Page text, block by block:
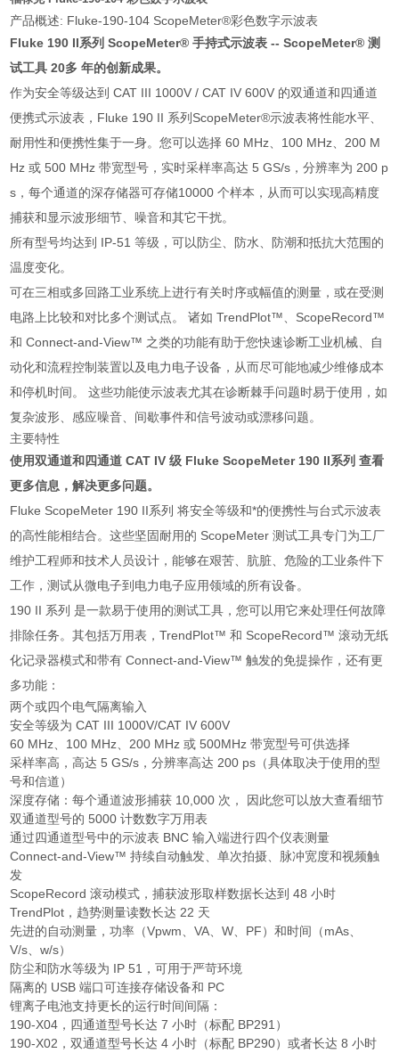
产品概述: Fluke-190-104 ScopeMeter®彩色数字示波表
Fluke 190 II系列 ScopeMeter® 手持式示波表 -- ScopeMeter® 测
试工具 20多 年的创新成果。
作为安全等级达到 CAT III 1000V / CAT IV 600V 的双通道和四通道
便携式示波表，Fluke 190 II 系列ScopeMeter®示波表将性能水平、
耐用性和便携性集于一身。您可以选择 60 MHz、100 MHz、200 M
Hz 或 500 MHz 带宽型号，实时采样率高达 5 GS/s，分辨率为 200 p
s，每个通道的深存储器可存储10000 个样本，从而可以实现高精度
捕获和显示波形细节、噪音和其它干扰。
所有型号均达到 IP-51 等级，可以防尘、防水、防潮和抵抗大范围的
温度变化。
可在三相或多回路工业系统上进行有关时序或幅值的测量，或在受测
电路上比较和对比多个测试点。 诸如 TrendPlot™、ScopeRecord™
和 Connect-and-View™ 之类的功能有助于您快速诊断工业机械、自
动化和流程控制装置以及电力电子设备，从而尽可能地减少维修成本
和停机时间。 这些功能使示波表尤其在诊断棘手问题时易于使用，如
复杂波形、感应噪音、间歇事件和信号波动或漂移问题。
主要特性
使用双通道和四通道 CAT IV 级 Fluke ScopeMeter 190 II系列 查看
更多信息，解决更多问题。
Fluke ScopeMeter 190 II系列 将安全等级和*的便携性与台式示波表
的高性能相结合。这些坚固耐用的 ScopeMeter 测试工具专门为工厂
维护工程师和技术人员设计，能够在艰苦、肮脏、危险的工业条件下
工作，测试从微电子到电力电子应用领域的所有设备。
190 II 系列 是一款易于使用的测试工具，您可以用它来处理任何故障
排除任务。其包括万用表，TrendPlot™ 和 ScopeRecord™ 滚动无纸
化记录器模式和带有 Connect-and-View™ 触发的免提操作，还有更
多功能：
两个或四个电气隔离输入
安全等级为 CAT III 1000V/CAT IV 600V
60 MHz、100 MHz、200 MHz 或 500MHz 带宽型号可供选择
采样率高，高达 5 GS/s，分辨率高达 200 ps（具体取决于使用的型
号和信道）
深度存储：每个通道波形捕获 10,000 次， 因此您可以放大查看细节
双通道型号的 5000 计数数字万用表
通过四通道型号中的示波表 BNC 输入端进行四个仪表测量
Connect-and-View™ 持续自动触发、单次拍摄、脉冲宽度和视频触
发
ScopeRecord 滚动模式，捕获波形取样数据长达到 48 小时
TrendPlot，趋势测量读数长达 22 天
先进的自动测量，功率（Vpwm、VA、W、PF）和时间（mAs、
V/s、w/s）
防尘和防水等级为 IP 51，可用于严苛环境
隔离的 USB 端口可连接存储设备和 PC
锂离子电池支持更长的运行时间间隔：
190-X04，四通道型号长达 7 小时（标配 BP291）
190-X02，双通道型号长达 4 小时（标配 BP290）或者长达 8 小时